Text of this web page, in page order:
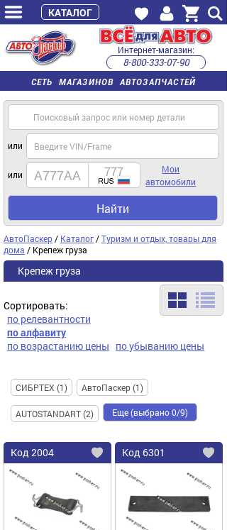
СЕТЬ МАГАЗИНОВ АВТОЗАПЧАСТЕЙ
Интернет-магазин:
8-800-333-07-90
часы работы с 9:00 до 22:00 (пн-пт)
или
или
Мои
автомобили
Найти
АвтоПаскер / Каталог /Туризм и отдых, товары для
дома / Крепеж груза
Крепеж груза
Сортировать:
по релевантности
по алфавиту
по возрастанию цены по убыванию цены
СИБРТЕХ (1) АвтоПаскер (1)
AUTOSTANDART (2) Еще (выбрано 0/9)
Код 2004
Добавить
избранное
Код 6301
КАТАЛОГ